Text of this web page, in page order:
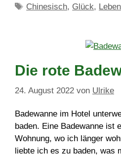
Schlagwörter
Chinesisch, Glück, Leben
Die rote
24. August 2022 von Ulrike
Badewanne im Hotel
baden. Eine Badewanne ist
Wohnung, wo ich länger
liebte ich es zu baden, was